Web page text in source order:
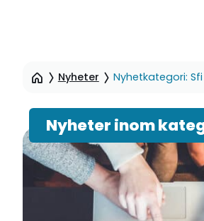
sidinnehåll
Nyheter Nyhetkategori: Sfi
Nyheter inom